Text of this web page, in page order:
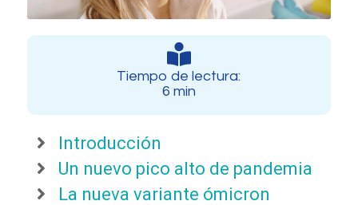
Tiempo de lectura:
6 min
Introducción
Un nuevo pico alto de pandemia
La nueva variante ómicron